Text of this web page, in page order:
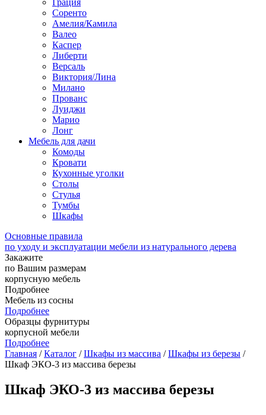
Грация
Соренто
Амелия/Камила
Валео
Каспер
Либерти
Версаль
Виктория/Лина
Милано
Прованс
Луиджи
Марио
Лонг
Мебель для дачи
Комоды
Кровати
Кухонные уголки
Столы
Стулья
Тумбы
Шкафы
Основные правила
по уходу и эксплуатации мебели из натурального дерева
Закажите
по Вашим размерам
корпусную мебель
Подробнее
Мебель из сосны
Подробнее
Образцы фурнитуры
корпусной мебели
Подробнее
Главная /Каталог /Шкафы из массива /Шкафы из березы /
Шкаф ЭКО-3 из массива березы
Шкаф ЭКО-3 из массива березы